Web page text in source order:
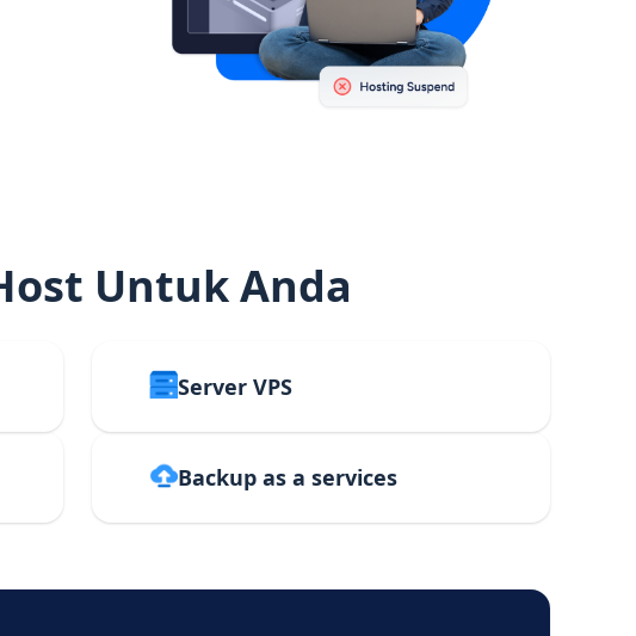
Untuk Anda
Server VPS
Backup as a services